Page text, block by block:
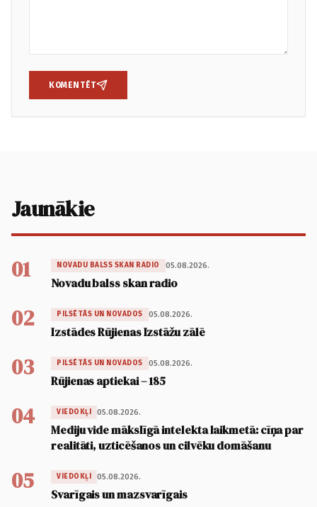
KOMENTĒT
Jaunākie
01 NOVADU BALSS SKAN RADIO 05.08.2026.
Novadu balss skan radio
02 PILSĒTĀS UN NOVADOS 05.08.2026.
Izstādes Rūjienas Izstāžu zālē
03 PILSĒTĀS UN NOVADOS 05.08.2026.
Rūjienas aptiekai – 185
04 VIEDOKĻI 05.08.2026.
Mediju vide mākslīgā intelekta laikmetā: cīņa par
realitāti, uzticēšanos un cilvēku domāšanu
05 VIEDOKĻI 05.08.2026.
Svarīgais un mazsvarīgais